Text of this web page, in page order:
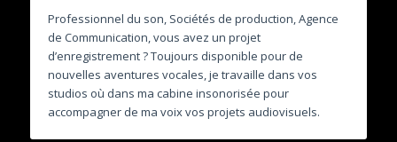
Professionnel du son, Sociétés de production, Agence
de Communication, vous avez un projet
d’enregistrement ? Toujours disponible pour de
nouvelles aventures vocales, je travaille dans vos
studios où dans ma cabine insonorisée pour
accompagner de ma voix vos projets audiovisuels.